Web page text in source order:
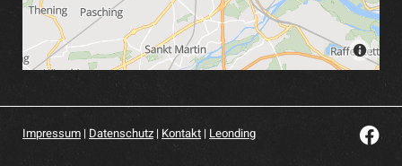
Impressum | Datenschutz | Kontakt | Leonding